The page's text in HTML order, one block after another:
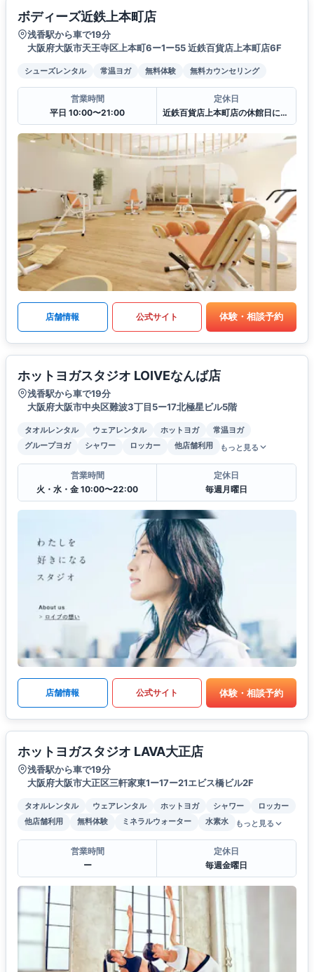
ボディーズ近鉄上本町店
浅香駅から車で19分
大阪府大阪市天王寺区上本町6ー1ー55 近鉄百貨店上本町店6F
シューズレンタル 常温ヨガ 無料体験 無料カウンセリング
営業時間
平日 10:00〜21:00
定休日
近鉄百貨店上本町店の休館日に準ずる
店舗情報 公式サイト 体験・相談予約
ホットヨガスタジオ LOIVEなんば店
浅香駅から車で19分
大阪府大阪市中央区難波3丁目5ー17北極星ビル5階
タオルレンタル ウェアレンタル ホットヨガ
常温ヨガ
グループヨガ
シャワー ロッカー 他店舗利用 もっと見る
営業時間
火・水・金 10:00〜22:00
定休日
毎週月曜日
店舗情報 公式サイト 体験・相談予約
ホットヨガスタジオ LAVA大正店
浅香駅から車で19分
大阪府大阪市大正区三軒家東1ー17ー21エビス橋ビル2F
タオルレンタル ウェアレンタル ホットヨガ シャワー
ロッカー
他店舗利用
無料体験 ミネラルウォーター 水素水 もっと見る
営業時間
ー
定休日
毎週金曜日